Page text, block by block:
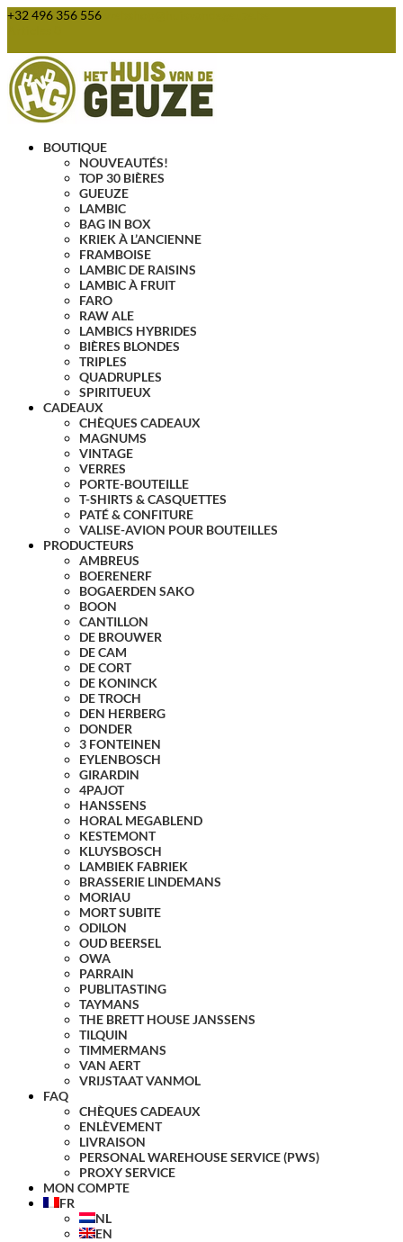
+32 496 356 556
BOUTIQUE
NOUVEAUTÉS!
TOP 30 BIÈRES
GUEUZE
LAMBIC
BAG IN BOX
KRIEK À L’ANCIENNE
FRAMBOISE
LAMBIC DE RAISINS
LAMBIC À FRUIT
FARO
RAW ALE
LAMBICS HYBRIDES
BIÈRES BLONDES
TRIPLES
QUADRUPLES
SPIRITUEUX
CADEAUX
CHÈQUES CADEAUX
MAGNUMS
VINTAGE
VERRES
PORTE-BOUTEILLE
T-SHIRTS & CASQUETTES
PATÉ & CONFITURE
VALISE-AVION POUR BOUTEILLES
PRODUCTEURS
AMBREUS
BOERENERF
BOGAERDEN SAKO
BOON
CANTILLON
DE BROUWER
DE CAM
DE CORT
DE KONINCK
DE TROCH
DEN HERBERG
DONDER
3 FONTEINEN
EYLENBOSCH
GIRARDIN
4PAJOT
HANSSENS
HORAL MEGABLEND
KESTEMONT
KLUYSBOSCH
LAMBIEK FABRIEK
BRASSERIE LINDEMANS
MORIAU
MORT SUBITE
ODILON
OUD BEERSEL
OWA
PARRAIN
PUBLITASTING
TAYMANS
THE BRETT HOUSE JANSSENS
TILQUIN
TIMMERMANS
VAN AERT
VRIJSTAAT VANMOL
FAQ
CHÈQUES CADEAUX
ENLÈVEMENT
LIVRAISON
PERSONAL WAREHOUSE SERVICE (PWS)
PROXY SERVICE
MON COMPTE
FR
NL
EN